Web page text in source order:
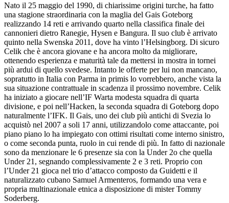
Nato il 25 maggio del 1990, di chiarissime origini turche, ha fatto
una stagione straordinaria con la maglia del Gais Goteborg
realizzando 14 reti e arrivando quarto nella classifica finale dei
cannonieri dietro Ranegie, Hysen e Bangura. Il suo club è arrivato
quinto nella Swenska 2011, dove ha vinto l’Helsingborg. Di sicuro
Celik che è ancora giovane e ha ancora molto da migliorare,
ottenendo esperienza e maturità tale da mettersi in mostra in tornei
più ardui di quello svedese. Intanto le offerte per lui non mancano,
sopratutto in Italia con Parma in primis lo vorrebbero, anche vista la
sua situazione contrattuale in scadenza il prossimo novembre. Celik
ha iniziato a giocare nell’IF Warta modesta squadra di quarta
divisione, e poi nell’Hacken, la seconda squadra di Goteborg dopo
naturalmente l’IFK. Il Gais, uno dei club più antichi di Svezia lo
acquistò nel 2007 a soli 17 anni, utilizzandolo come attaccante, poi
piano piano lo ha impiegato con ottimi risultati come interno sinistro,
o come seconda punta, ruolo in cui rende di più. In fatto di nazionale
sono da menzionare le 6 presenze sia con la Under 2o che quella
Under 21, segnando complessivamente 2 e 3 reti. Proprio con
l’Under 21 gioca nel trio d’attacco composto da Guidetti e il
naturalizzato cubano Samuel Armenteros, formando una vera e
propria multinazionale etnica a disposizione di mister Tommy
Soderberg.